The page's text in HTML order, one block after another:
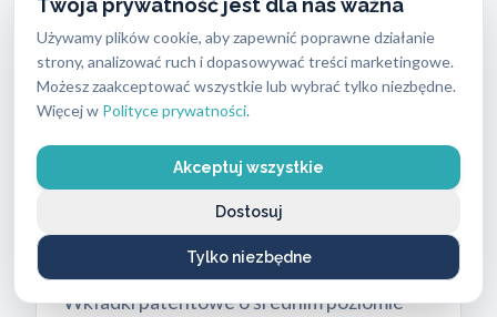
Twoja prywatność jest dla nas ważna
Używamy plików cookie, aby zapewnić poprawne działanie
strony, analizować ruch i dopasowywać treści marketingowe.
Możesz zaakceptować wszystkie lub wybrać tylko niezbędne.
Więcej w Polityce prywatności.
Akceptuj wszystkie
Tylko niezbędne
Dostosuj
klasy bezpieczeństwa nowego produktu.
Koszt robocizny za standardowy montaż i
wymianę zamków wynosi od 250 PLN do
kosztuje od 100 do 300 zł. Do tej kwoty
należy doliczyć cenę samych materiałów,
które klient wybiera z naszej szerokiej
Wkładki patentowe o średnim poziomie